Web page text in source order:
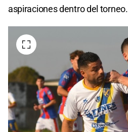
aspiraciones dentro del torneo.